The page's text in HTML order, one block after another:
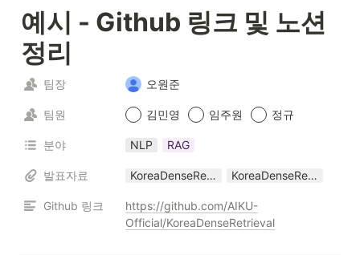
예시 - Github 링크 및 노션
정리
팀장 오원준
팀원 김민영 임주원 정규
분야 NLP RAG
발표자료 KoreaDenseRetrieval_Conference_24_1 (2) (1).pptx KoreaDenseRetrieval_Conference_24_1 (2) (1).pdf
Github 링크
https://github.com/AIKU-
Official/KoreaDenseRetrieval